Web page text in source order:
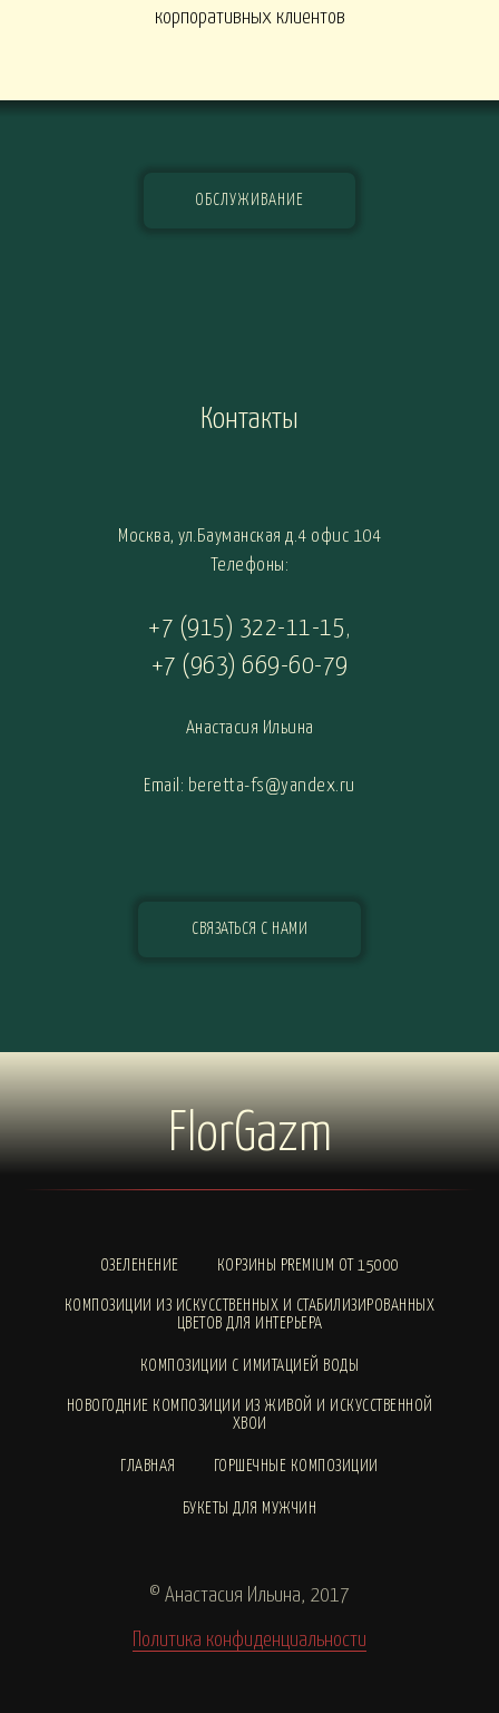
корпоративных клиентов
ОБСЛУЖИВАНИЕ
Контакты
Москва, ул.Бауманская д.4 офис 104
Телефоны:
+7 (915) 322-11-15,
+7 (963) 669-60-79
Анастасия Ильина
Email: beretta-fs@yandex.ru
СВЯЗАТЬСЯ С НАМИ
FlorGazm
ОЗЕЛЕНЕНИЕ КОРЗИНЫ PREMIUM ОТ 15000
КОМПОЗИЦИИ ИЗ ИСКУССТВЕННЫХ И СТАБИЛИЗИРОВАННЫХ
ЦВЕТОВ ДЛЯ ИНТЕРЬЕРА
КОМПОЗИЦИИ С ИМИТАЦИЕЙ ВОДЫ
НОВОГОДНИЕ КОМПОЗИЦИИ ИЗ ЖИВОЙ И ИСКУССТВЕННОЙ
ХВОИ
ГЛАВНАЯ ГОРШЕЧНЫЕ КОМПОЗИЦИИ
БУКЕТЫ ДЛЯ МУЖЧИН
© Анастасия Ильина, 2017
Политика конфиденциальности